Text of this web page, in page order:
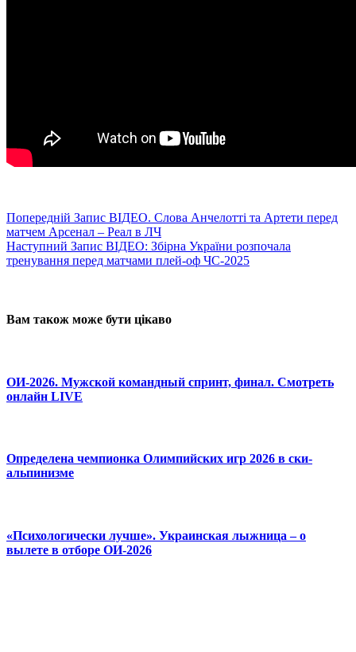
Попередній Запис ВІДЕО. Слова Анчелотті та Артети перед
матчем Арсенал – Реал в ЛЧ
Наступний Запис ВІДЕО: Збірна України розпочала
тренування перед матчами плей-оф ЧС-2025
Вам також може бути цікаво
ОИ-2026. Мужской командный спринт, финал. Смотреть
онлайн LIVE
Определена чемпионка Олимпийских игр 2026 в ски-
альпинизме
«Психологически лучше». Украинская лыжница – о
вылете в отборе ОИ-2026